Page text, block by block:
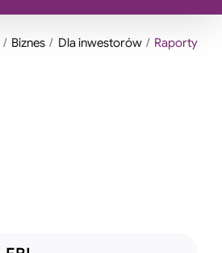
Biznes Dla inwestorów Raporty